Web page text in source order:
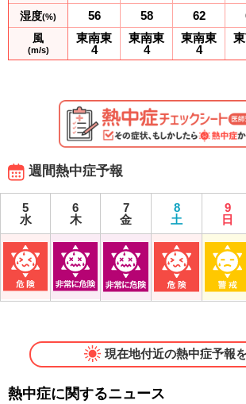
湿度(%)
風
(m/s)
56
東南東
4
58
東南東
4
62
東南東
4
週間熱中症予報
5
水
6
木
7
金
8
土
9
日
現在地付近の熱中症予報
熱中症に関するニュース